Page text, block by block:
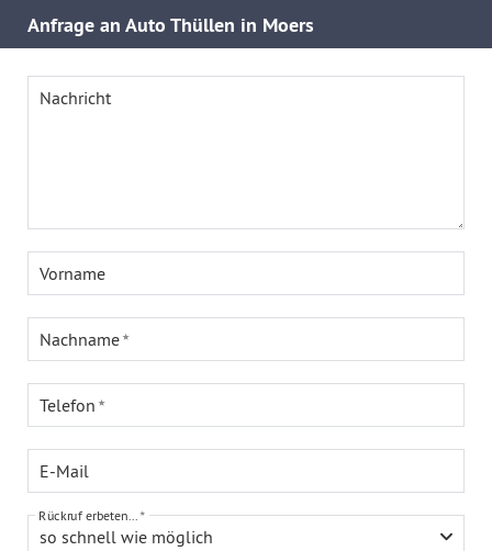
Anfrage an Auto Thüllen in Moers
Nachricht
Vorname
Nachname
Telefon
E-Mail
so schnell wie möglich
Rückruf erbeten...